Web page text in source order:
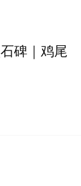
碑｜鸡尾